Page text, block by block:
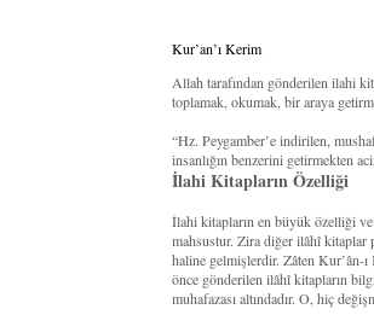
Kur’an’ı Kerim
Allah tarafından gönderilen ilahi
toplamak, okumak, bir araya
“Hz. Peygamber’e indirilen,
insanlığın benzerini getirmekten
İlahi Kitapların Özelliği
İlahi kitapların en büyük özelliği
mahsustur. Zira diğer ilâhî kitaplar
haline gelmişlerdir. Zâten Kur’ân-
önce gönderilen ilâhî kitapların
muhafazası altındadır. O, hiç